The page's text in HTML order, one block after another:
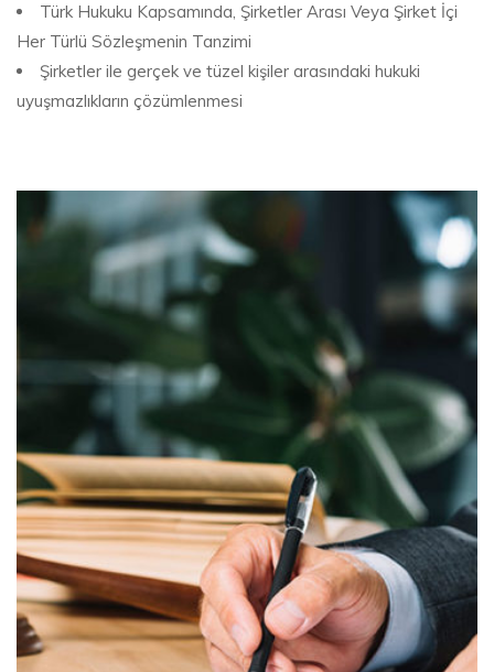
Türk Hukuku Kapsamında, Şirketler Arası Veya Şirket İçi
Her Türlü Sözleşmenin Tanzimi
Şirketler ile gerçek ve tüzel kişiler arasındaki hukuki
uyuşmazlıkların çözümlenmesi